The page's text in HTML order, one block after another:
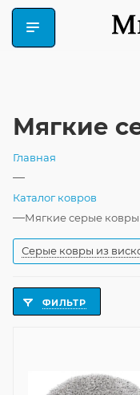
Мягкие
Главная
—
Каталог ковров
—Мягкие серые ковры
Серые ковры из
ФИЛЬТР